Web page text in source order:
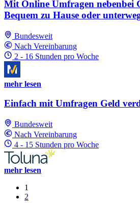
Mit Online Umfragen nebenbei
Bequem zu Hause oder
Bundesweit
Nach Vereinbarung
2 - 16 Stunden pro Woche
mehr lesen
Einfach mit Umfragen Geld
Bundesweit
Nach Vereinbarung
4 - 15 Stunden pro Woche
mehr lesen
1
2